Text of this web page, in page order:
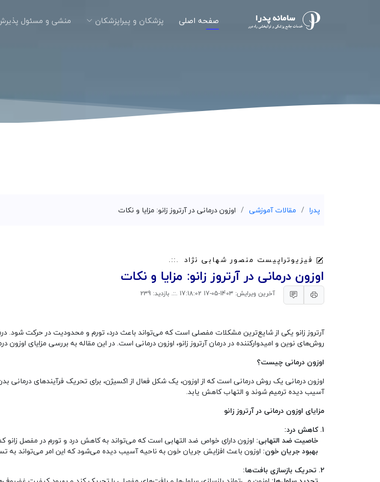
صفحه اصلی پزشکان و پیراپزشکان منشی و مسئول
پدرا مقالات آموزشی اوزون درمانی در آرتروز زانو: مزایا و نکات
فیزیوتراپیست منصور شهابی نژاد
اوزون درمانی در آرتروز زانو: مزایا و نکات
آخرین ویرایش: 1403-05-17 17:18:02 .::. بازدید: 239
آرتروز زانو یکی از شایع‌ترین مشکلات مفصلی است که می‌تواند باعث درد، تورم و محدودیت در حرکت شود.
روش‌های نوین و امیدوارکننده در درمان آرتروز زانو، اوزون درمانی است. در این مقاله به بررسی مزایای اوزون
اوزون درمانی چیست؟
اوزون درمانی یک روش درمانی است که از اوزون، یک شکل فعال از اکسیژن، برای تحریک فرآیندهای
آسیب دیده ترمیم شوند و التهاب کاهش یابد.
مزایای اوزون درمانی در آرتروز زانو
1. کاهش درد:
خاصیت ضد التهابی: اوزون دارای خواص ضد التهابی است که می‌تواند به کاهش درد و تورم در مفصل زانو
بهبود جریان خون: اوزون باعث افزایش جریان خون به ناحیه آسیب دیده می‌شود که این امر می‌تواند به
2. تحریک بازسازی بافت‌ها: